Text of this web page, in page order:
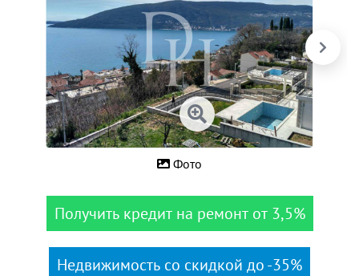
Фото
Получить кредит на ремонт от 3,5%
Недвижимость со скидкой до -35%